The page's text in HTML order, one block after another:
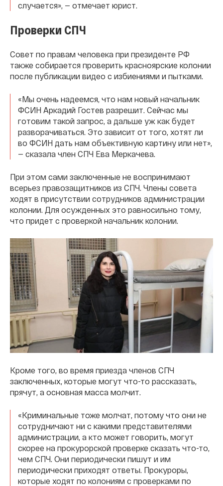
случается», — отмечает юрист.
Проверки СПЧ
Совет по правам человека при президенте РФ
также собирается проверить красноярские колонии
после публикации видео с избиениями и пытками.
«Мы очень надеемся, что нам новый начальник
ФСИН Аркадий Гостев разрешит. Сейчас мы
готовим такой запрос, а дальше уж как будет
разворачиваться. Это зависит от того, хотят ли
во ФСИН дать нам объективную картину или нет»,
— сказала член СПЧ Ева Меркачева.
При этом сами заключенные не воспринимают
всерьез правозащитников из СПЧ. Члены совета
ходят в присутствии сотрудников администрации
колонии. Для осужденных это равносильно тому,
что придет с проверкой начальник колонии.
Кроме того, во время приезда членов СПЧ
заключенных, которые могут что-то рассказать,
прячут, а основная масса молчит.
«Криминальные тоже молчат, потому что они не
сотрудничают ни с какими представителями
администрации, а кто может говорить, могут
скорее на прокурорской проверке сказать что-то,
чем СПЧ. Они периодически пишут и им
периодически приходят ответы. Прокуроры,
которые ходят по колониям с проверками по